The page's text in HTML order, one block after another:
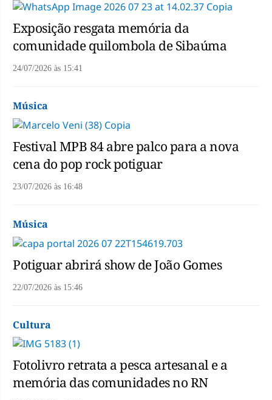
Exposição resgata memória da
comunidade quilombola de Sibaúma
24/07/2026 às 15:41
Música
Festival MPB 84 abre palco para a nova
cena do pop rock potiguar
23/07/2026 às 16:48
Música
Potiguar abrirá show de João Gomes
22/07/2026 às 15:46
Cultura
Fotolivro retrata a pesca artesanal e a
memória das comunidades no RN